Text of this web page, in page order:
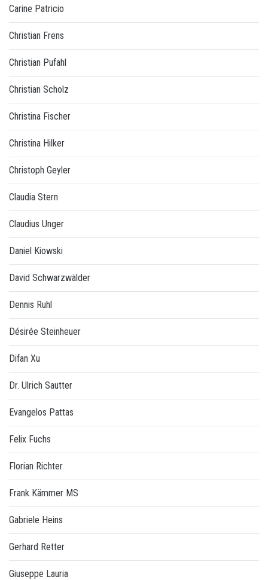
Carine Patricio
Christian Frens
Christian Pufahl
Christian Scholz
Christina Fischer
Christina Hilker
Christoph Geyler
Claudia Stern
Claudius Unger
Daniel Kiowski
David Schwarzwälder
Dennis Ruhl
Désirée Steinheuer
Difan Xu
Dr. Ulrich Sautter
Evangelos Pattas
Felix Fuchs
Florian Richter
Frank Kämmer MS
Gabriele Heins
Gerhard Retter
Giuseppe Lauria